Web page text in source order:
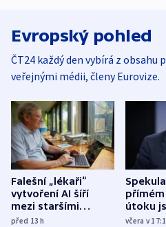
Evropský pohled
ČT24 každý den vybírá z
veřejnými médii, členy Eurovize.
Falešní „lékaři“
vytvoření AI šíří
mezi staršími
Poláky nebezpečné
před 13h
útoku
míní
včera v